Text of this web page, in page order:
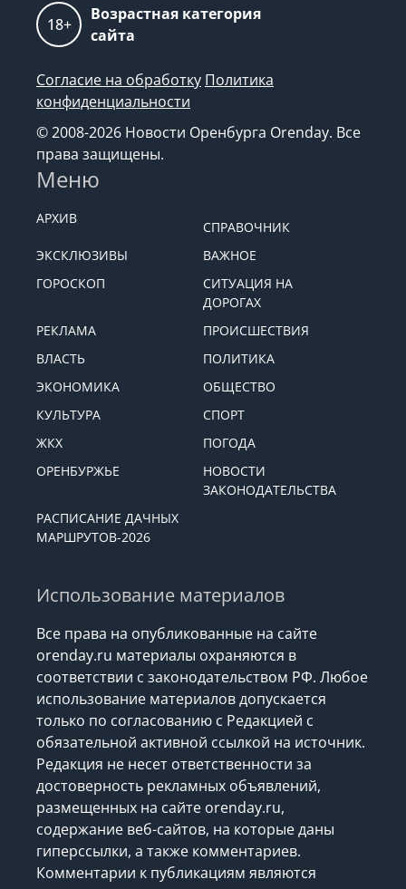
18+
Возрастная категория
сайта
Согласие на обработку Политика
конфиденциальности
© 2008-2026 Новости Оренбурга Orenday. Все
права защищены.
Меню
АРХИВ
СПРАВОЧНИК
ЭКСКЛЮЗИВЫ
ВАЖНОЕ
ГОРОСКОП
СИТУАЦИЯ НА
ДОРОГАХ
РЕКЛАМА
ПРОИСШЕСТВИЯ
ВЛАСТЬ
ПОЛИТИКА
ЭКОНОМИКА
ОБЩЕСТВО
КУЛЬТУРА
СПОРТ
ЖКХ
ПОГОДА
ОРЕНБУРЖЬЕ
НОВОСТИ
ЗАКОНОДАТЕЛЬСТВА
РАСПИСАНИЕ ДАЧНЫХ
МАРШРУТОВ-2026
Использование материалов
Все права на опубликованные на сайте
orenday.ru материалы охраняются в
соответствии с законодательством РФ. Любое
использование материалов допускается
только по согласованию с Редакцией с
обязательной активной ссылкой на источник.
Редакция не несет ответственности за
достоверность рекламных объявлений,
размещенных на сайте orenday.ru,
содержание веб-сайтов, на которые даны
гиперссылки, а также комментариев.
Комментарии к публикациям являются